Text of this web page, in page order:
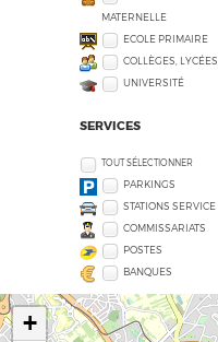
MATERNELLE
ECOLE PRIMAIRE
COLLÈGES, LYCÉES
UNIVERSITÉ
SERVICES
TOUT SÉLECTIONNER
PARKINGS
STATIONS SERVICE
COMMISSARIATS
POSTES
BANQUES
+